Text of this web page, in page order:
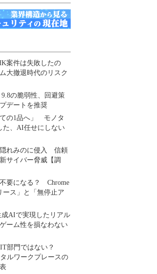
案件は失敗したの
大撤退時代のリスク
の脆弱性、回避策
デートを推奨
ての1品へ」 モノタ
た、AI任せにしない
隠れみのに侵入 信頼
サイバー脅威【調
要になる？ Chrome
ース」と「無停止ア
成AIで実現したリアル
ーム性を損なわない
部門ではない？
ルワークプレースの